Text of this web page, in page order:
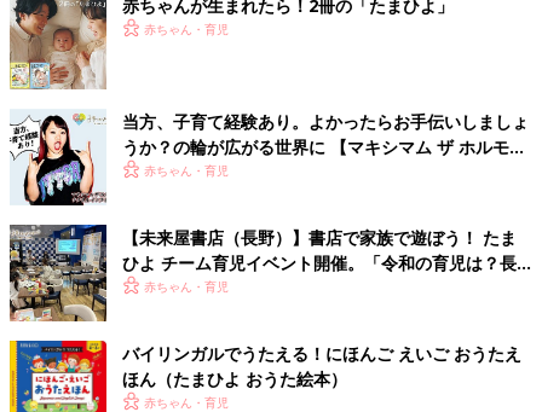
赤ちゃんが生まれたら！2冊の「たまひよ」
赤ちゃん・育児
当方、子育て経験あり。よかったらお手伝いしましょ
うか？の輪が広がる世界に 【マキシマム ザ ホルモ
ン・ナヲさん】
赤ちゃん・育児
【未来屋書店（長野）】書店で家族で遊ぼう！ たま
ひよ チーム育児イベント開催。「令和の育児は？長
野県の場合は？」トークも。
赤ちゃん・育児
バイリンガルでうたえる！にほんご えいご おうたえ
ほん（たまひよ おうた絵本）
赤ちゃん・育児